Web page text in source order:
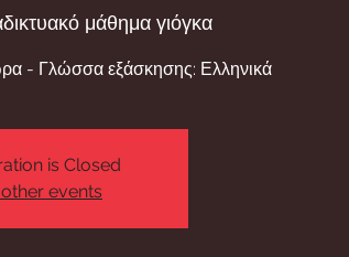
μάθημα γιόγκα
- Γλώσσα εξάσκησης: Ελληνικά
is Closed
events